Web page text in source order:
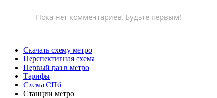
Пока нет комментариев. Будьте первым!
Скачать схему метро
Перспективная схема
Первый раз в метро
Тарифы
Схема СПб
Станции метро